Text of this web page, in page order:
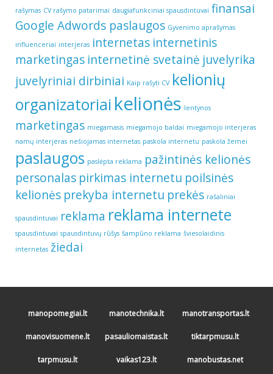
rašymas CV rašymo patarimai daugiafunkciniai spausdintuvai finansai
Google Adwords paslaugos Gyvenimo aprašymas
influenceriai interjeras internetas internetinis
marketingas internetinė svetainė juvelyrika
juvelyriniai dirbiniai Kaip rašyti CV kelionių
organizatoriai kelionės lentynos
marketingas miegamasis miegamojo baldai miegamojo interjeras
namų interjeras nešiojamas internetas paskola internetu paskola žemei
paslaugos paslėpta reklama pažintinės kelionės
personalas pirkimas internetu poilsinės
kelionės prekyba internetu prekės rašaliniai
spausdintuvai reklama reklama internete
spausdintuvai spausdintuvų rūšys šampūno reklama šviesolaidinis
internetas žiedai
manopomegiai.lt manotechnika.lt manotransportas.lt
manovisuomene.lt pasauliomaistas.lt tiktarpmusu.lt
tarpmusu.lt vaikas123.lt manobustas.net